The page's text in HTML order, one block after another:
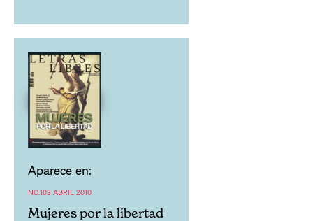
Aparece en:
NO.103 ABRIL 2010
Mujeres por la libertad